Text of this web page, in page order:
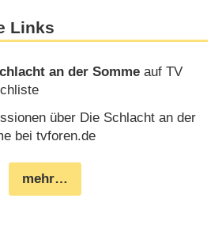
Links
an der Somme auf TV
über Die Schlacht an der
bei tvforen.de
mehr…